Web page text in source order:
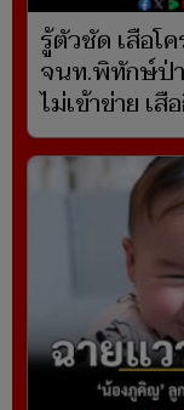
รู้ตัวชัด เสือโ
จนท.พิทักษ์ป่
ไม่เข้าข่าย​ เ